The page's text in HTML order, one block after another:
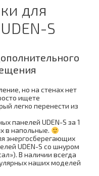
для
S
но на стенах нет
ищете
легко перенести из
панелей UDEN-S за 1
в напольные.
энергосберегающих
UDEN-S со шнуром
В наличии всегда
наших моделей